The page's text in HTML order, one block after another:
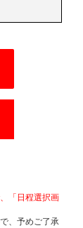
「日程選択画
、予めご了承